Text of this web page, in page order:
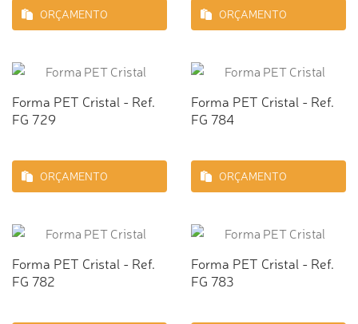
ORÇAMENTO ORÇAMENTO
Forma PET Cristal - Ref.
FG 729
ORÇAMENTO
Forma PET Cristal - Ref.
FG 784
ORÇAMENTO
Forma PET Cristal - Ref.
FG 782
Forma PET Cristal - Ref.
FG 783